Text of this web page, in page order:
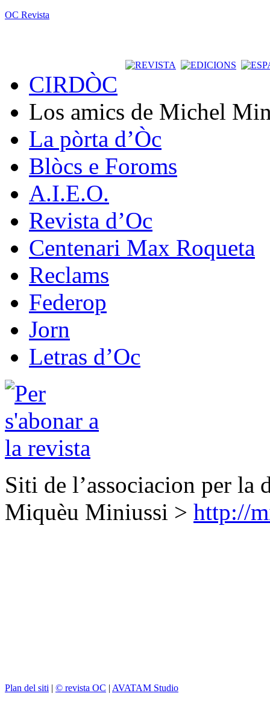
OC Revista
CIRDÒC
Los amics de Michel
La pòrta d’Òc
Blòcs e Foroms
A.I.E.O.
Revista d’Oc
Centenari Max Roqueta
Reclams
Federop
Jorn
Letras d’Oc
Siti de l’associacion per la
Miquèu Miniussi > http://
Plan del siti | © revista OC | AVATAM Studio